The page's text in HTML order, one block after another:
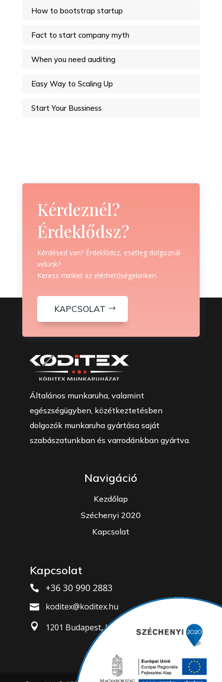
How to bootstrap startup
Fact to start company myth
When you need auditing
Easy Way to Scaling Up
Start Your Bussiness
Kérdeznél?
Érdeklődsz?
Kérdésed van? Érdeklődsz, esetleg dolgoznál
velünk?
Keress minket az elérhetőségekinken.
KAPCSOLAT
Általános munkaruha, valamint
egészségügyben, közétkeztetésben
dolgozók munkaruha gyártása saját
szabászatunkban és varrodánkban gyártva.
Navigáció
Kezdőlap
Széchenyi 2020
Kapcsolat
Kapcsolat
 +36 30 990 2883
 koditex@koditex.hu
 1201 Budapest, Jósika u. 7.